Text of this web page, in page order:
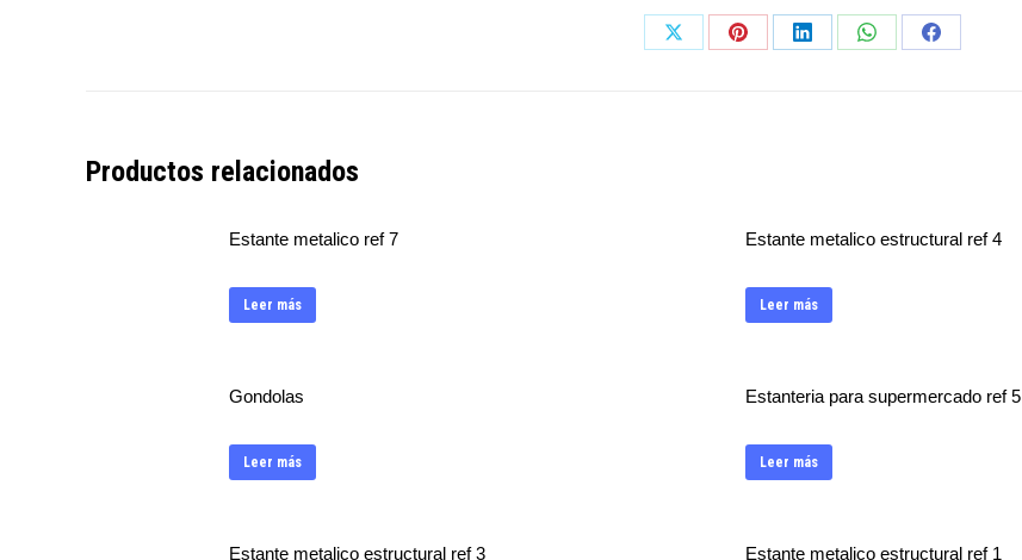
Share
Share
Share
Share
Share
Productos relacionados
Estante metalico ref 7
Leer más
Estante metalico estructural ref 4
Leer más
Gondolas
Leer más
Estanteria para supermercado ref 5
Leer más
Estante metalico estructural ref 3 Estante metalico estructural ref 1